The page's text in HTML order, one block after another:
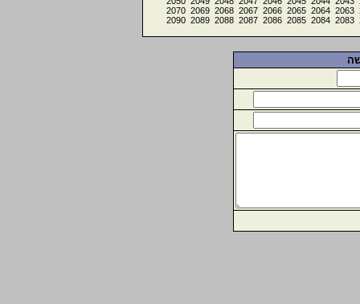
2063
2064
2065
2066
2067
2068
2069
2070
2083
2084
2085
2086
2087
2088
2089
2090